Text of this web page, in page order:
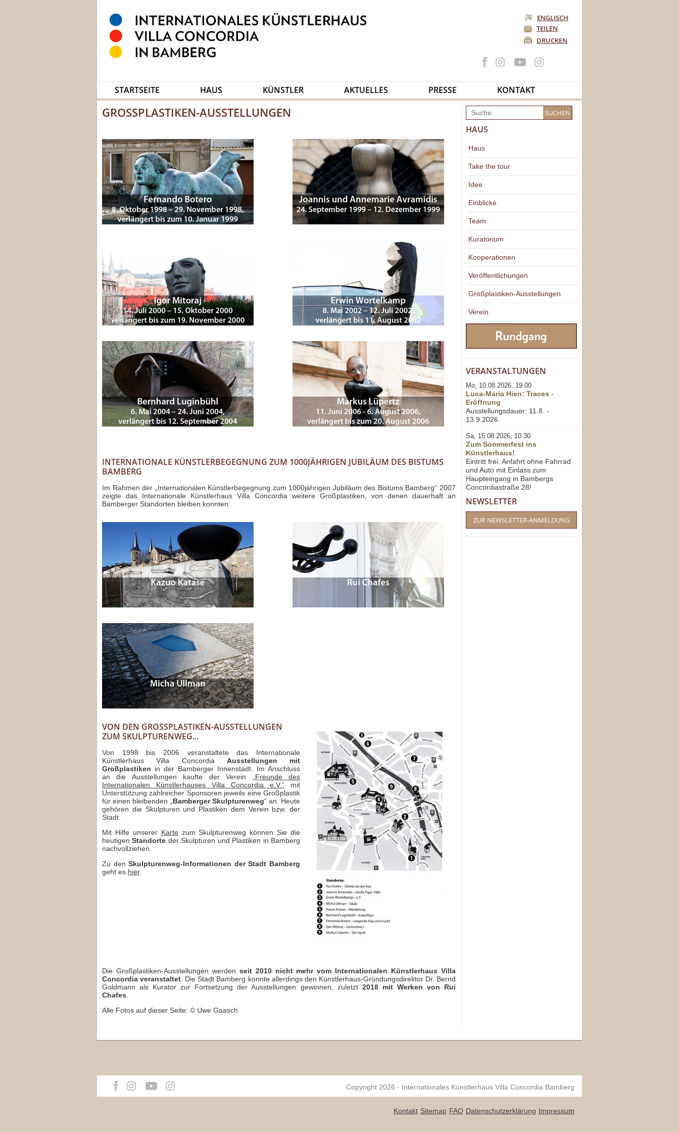
ENGLISCH
TEILEN
DRUCKEN
STARTSEITE HAUS KÜNSTLER AKTUELLES PRESSE KONTAKT
GROSSPLASTIKEN-AUSSTELLUNGEN
INTERNATIONALE KÜNSTLERBEGEGNUNG ZUM 1000JÄHRIGEN JUBILÄUM DES BISTUMS
BAMBERG
Im Rahmen der „Internationalen Künstlerbegegnung zum 1000jährigen Jubiläum des Bistums Bamberg“ 2007
zeigte das Internationale Künstlerhaus Villa Concordia weitere Großplastiken, von denen dauerhaft an
Bamberger Standorten bleiben konnten:
VON DEN GROSSPLASTIKEN-AUSSTELLUNGEN Z
UM SKULPTURENWEG...
Von 1998 bis 2006 veranstaltete das Internationale
Künstlerhaus Villa Concordia Ausstellungen mit
Großplastiken in der Bamberger Innenstadt. Im Anschluss
an die Ausstellungen kaufte der Verein
„Freunde des
Internationalen Künstlerhauses Villa Concordia e.V.“ mit
Unterstützung zahlreicher Sponsoren jeweils eine Großplastik
für einen bleibenden „ Bamberger Skulpturenweg“ an. Heute
gehören die Skulpturen und Plastiken dem Verein bzw. der
Stadt.
Mit Hilfe unserer Kartezum Skulpturenweg können Sie die
heutigenStandorte der Skulpturen und Plastiken in Bamberg
nachvollziehen.
Zu denSkulpturenweg-Informationen der Stadt Bamberg
geht es hier.
Die Großplastiken-Ausstellungen werden seit 2010 nicht mehr vom Internationalen Künstlerhaus Villa
Concordia veranstaltet . Die Stadt Bamberg konnte allerdings den Künstlerhaus-Gründungsdirektor Dr. Bernd
Goldmann als Kurator zur Fortsetzung der Ausstellungen gewinnen, zuletzt 2018 mit Werken von Rui
Chafes
Alle Fotos auf dieser Seite: © Uwe Gaasch
HAUS
Haus
Take the tour
Idee
Einblicke
Team
Kuratorium
Kooperationen
Veröffentlichungen
Großplastiken-Ausstellungen
Verein
VERANSTALTUNGEN
Mo, 10.08.2026, 19:00
Luca-Maria Hien: Traces -
Eröffnung
Ausstellungsdauer: 11.8. -
13.9.2026
Sa, 15.08.2026, 10:30
Zum Sommerfest ins
Künstlerhaus!
Eintritt frei. Anfahrt ohne Fahrrad
und Auto mit Einlass zum
Haupteingang in Bambergs
Concordiastraße 28!
NEWSLETTER
ZUR NEWSLETTER-ANMELDUNG
Copyright 2026 - Internationales Künstlerhaus Villa Concordia Bamberg
Kontakt Sitemap FAQ Datenschutzerklärung Impressum